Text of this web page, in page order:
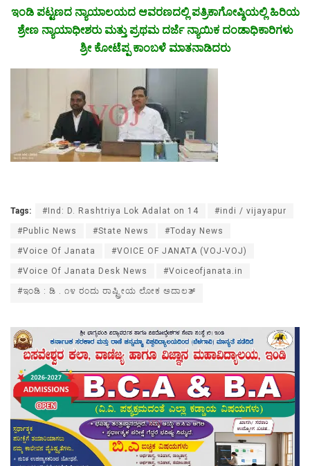
ಇಂಡಿ ಪಟ್ಟಣದ ನ್ಯಾಯಾಲಯದ ಆವರಣದಲ್ಲಿ ಪತ್ರಿಕಾಗೋಷ್ಠಿಯಲ್ಲಿ ಹಿರಿಯ
ಶ್ರೇಣ ನ್ಯಾಯಾಧೀಶರು ಮತ್ತು ಪ್ರಥಮ ದರ್ಜೆ ನ್ಯಾಯಿಕ ದಂಡಾಧಿಕಾರಿಗಳು
ಶ್ರೀ ಕೋಟೆಪ್ಪ ಕಾಂಬಳೆ ಮಾತನಾಡಿದರು
Tags: #Ind: D. Rashtriya Lok Adalat on 14 #indi / vijayapur
#Public News #State News #Today News
#Voice Of Janata #VOICE OF JANATA (VOJ-VOJ)
#Voice Of Janata Desk News #Voiceofjanata.in
#ಇಂಡಿ : ಡಿ . ೧೪ ರಂದು ರಾಷ್ಟ್ರೀಯ ಲೋಕ ಅದಾಲತ್